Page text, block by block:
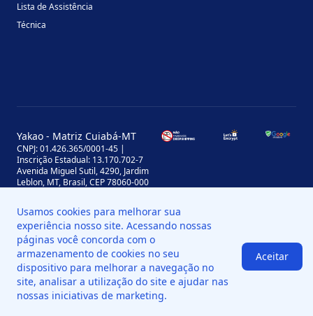
Lista de Assistência
Técnica
Yakao - Matriz Cuiabá-MT
CNPJ: 01.426.365/0001-45 |
Inscrição Estadual: 13.170.702-7
Avenida Miguel Sutil, 4290, Jardim
Leblon, MT, Brasil, CEP 78060-000
CNPJ: 01.426.365/0008-11 |
Inscrição Estadual: 13.898.651-7
Av. das Palmeiras, 109, St. Industrial
Norte, Sinop - MT, Brasil, CEP 78550-
518
Usamos cookies para melhorar sua
experiência nosso site. Acessando nossas
páginas você concorda com o
armazenamento de cookies no seu
dispositivo para melhorar a navegação no
site, analisar a utilização do site e ajudar nas
nossas iniciativas de marketing.
Aceitar